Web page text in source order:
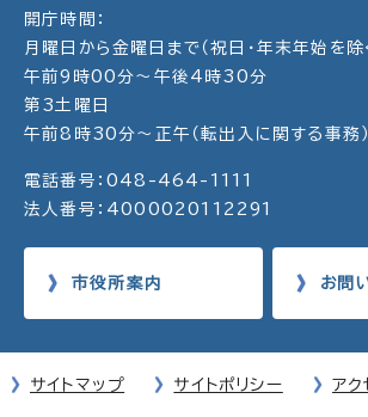
開庁時間：
月曜日から金曜日まで（祝日・年末年始を除
午前9時00分～午後4時30分
第3土曜日
午前8時30分～正午（転出入に関する事務）
電話番号：048-464-1111
法人番号：4000020112291
市役所案内 お問
サイトマップ サイトポリシー アク